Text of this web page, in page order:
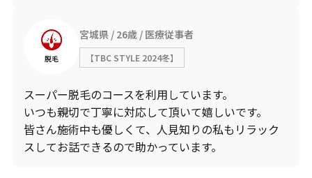
脱毛
宮城県 26歳 医療従事者
【TBC STYLE 2024冬】
スーパー脱毛のコースを利用しています。
いつも親切で丁寧に対応して頂いて嬉しいです。
皆さん施術中も優しくて、人見知りの私もリラック
スしてお話できるので助かっています。